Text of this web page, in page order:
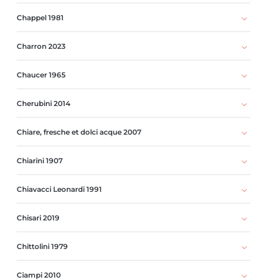
Chappel 1981
Charron 2023
Chaucer 1965
Cherubini 2014
Chiare, fresche et dolci acque 2007
Chiarini 1907
Chiavacci Leonardi 1991
Chisari 2019
Chittolini 1979
Ciampi 2010